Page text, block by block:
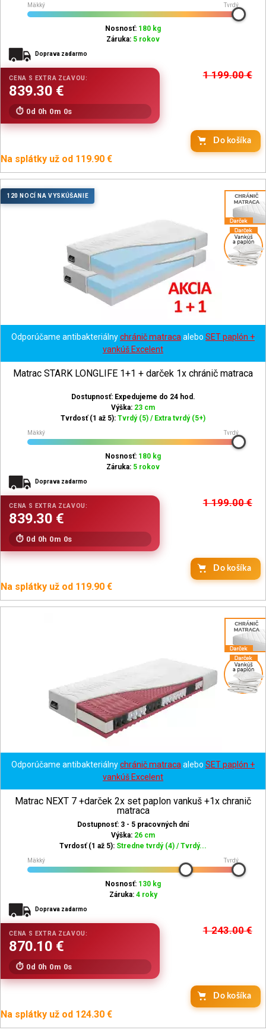
Mäkký Tvrdý
Nosnosť: 180 kg
Záruka: 5 rokov
Doprava zadarmo
1 199.00€
0d 0h 0m 0s
Do košíka
Na splátky už od 119.90 €
120 NOCÍ NA VYSKÚŠANIE
Odporúčame antibakteriálnychránič matraca alebo SET paplón +
vankúš Excelent
Matrac STARK LONGLIFE 1+1 + darček 1x chránič matraca
Dostupnosť: Expedujeme do 24 hod.
Výška: 23 cm
Tvrdosť (1 až 5): Tvrdý (5) / Extra tvrdý (5+)
Mäkký Tvrdý
Nosnosť: 180 kg
Záruka: 5 rokov
Doprava zadarmo
1 199.00€
0d 0h 0m 0s
Do košíka
Na splátky už od 119.90 €
Odporúčame antibakteriálnychránič matraca alebo SET paplón +
vankúš Excelent
Matrac NEXT 7 +darček 2x set paplon vankuš +1x chranič
matraca
Dostupnosť: 3 - 5 pracovných dní
Výška: 26 cm
Tvrdosť (1 až 5): Stredne tvrdý (4) / Tvrdý...
Mäkký Tvrdý
Nosnosť: 130 kg
Záruka: 4 roky
Doprava zadarmo
1 243.00€
0d 0h 0m 0s
Do košíka
Na splátky už od 124.30 €